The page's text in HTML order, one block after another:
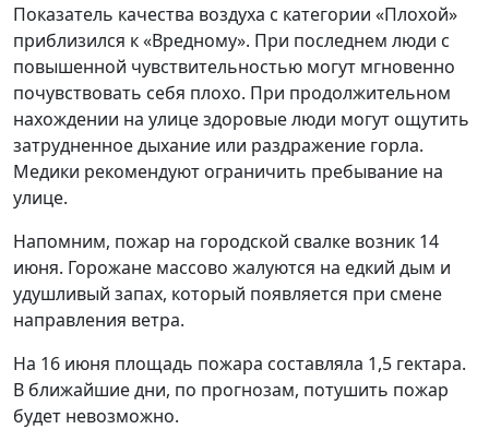
Показатель качества воздуха с категории «Плохой»
приблизился к «Вредному». При последнем люди с
повышенной чувствительностью могут мгновенно
почувствовать себя плохо. При продолжительном
нахождении на улице здоровые люди могут ощутить
затрудненное дыхание или раздражение горла.
Медики рекомендуют ограничить пребывание на
улице.
Напомним, пожар на городской свалке возник 14
июня. Горожане массово жалуются на едкий дым и
удушливый запах, который появляется при смене
направления ветра.
На 16 июня площадь пожара составляла 1,5 гектара.
В ближайшие дни, по прогнозам, потушить пожар
будет невозможно.